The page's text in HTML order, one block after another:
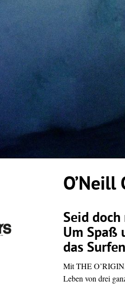
O’Neill
Seid
Um Spaß
das
Mit THE
Leben von drei